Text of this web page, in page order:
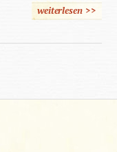
weiterlesen über
>>